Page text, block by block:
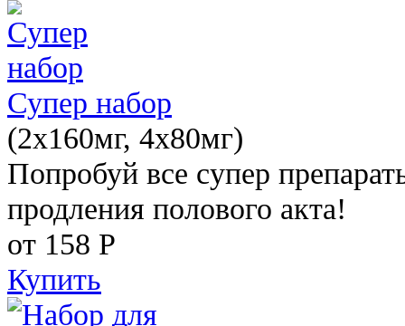
Супер набор
(2х160мг, 4х80мг)
Попробуй все супер
продления полового акта!
от 158 Р
Купить